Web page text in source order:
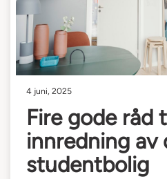
4 juni, 2025
Fire gode råd
innredning av
studentbolig